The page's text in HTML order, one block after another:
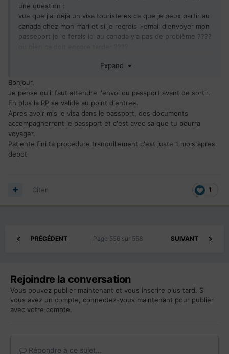
une question :
vue que j'ai déjà un visa touriste es ce que je peux partir au
canada chez mon mari et si je recrois l-email d'envoyer mon
passeport je le ferais ici au canada y'a pas de problème ????
Expand
Bonjour,
Je pense qu'il faut attendre l'envoi du passport avant de sortir.
En plus la RP se valide au point d'entree.
Apres avoir mis le visa dans le passport, des documents
accompagnerront le passport et c'est avec sa que tu pourra
voyager.
Patiente fini ta procedure tranquillement c'est juste 1 mois apres
depot
1
Citer
PRÉCÉDENT SUIVANT
Page 556 sur 558
Rejoindre la conversation
Vous pouvez publier maintenant et vous inscrire plus tard. Si
vous avez un compte, connectez-vous maintenant pour publier
avec votre compte.
Répondre à ce sujet…